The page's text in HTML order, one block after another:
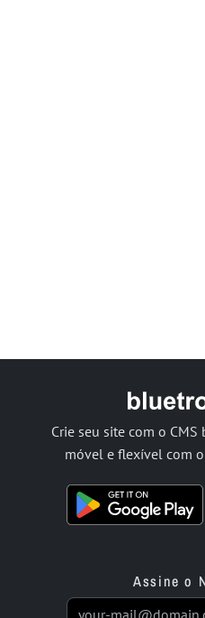
Crie seu site com o
móvel e flexível com
Assine o